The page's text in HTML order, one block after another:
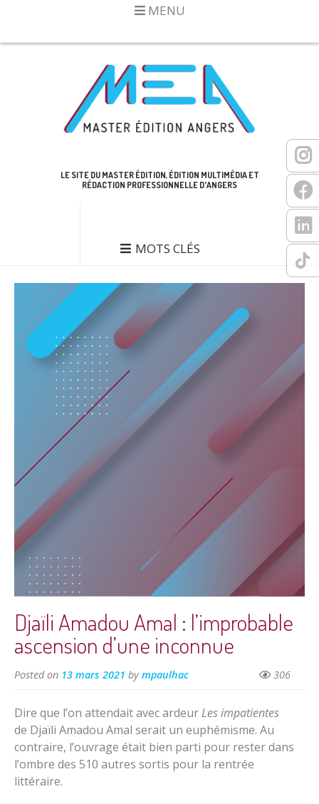
MENU
LE SITE DU MASTER ÉDITION, ÉDITION MULTIMÉDIA ET
RÉDACTION PROFESSIONNELLE D'ANGERS
MOTS CLÉS
Djaïli Amadou Amal : l’improbable
ascension d’une inconnue
Posted on 13 mars 2021 by mpaulhac 306
Dire que l’on attendait avec ardeurLes impatientes
de Djaïli Amadou Amal serait un euphémisme. Au
contraire, l’ouvrage était bien parti pour rester dans
l’ombre des 510 autres sortis pour la rentrée
littéraire.